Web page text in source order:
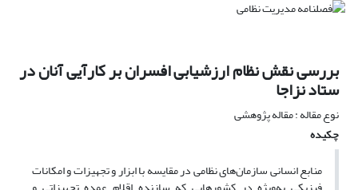
بررسی نقش نظام ارزشیابی افسران بر کارآیی آنان در
ستاد نزاجا
نوع مقاله : مقاله پژوهشی
چکیده
منابع انسانی سازمان‌های نظامی در مقایسه با ابزار و تجهیزات و امکانات